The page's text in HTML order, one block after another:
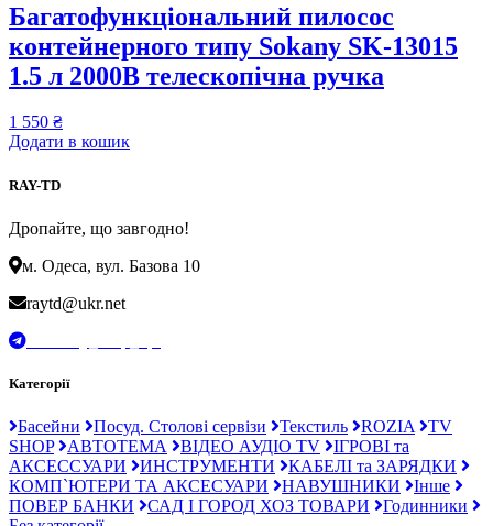
Багатофункціональний пилосос
контейнерного типу Sokany SK-13015
1.5 л 2000В телескопічна ручка
1 550 ₴
Додати в кошик
RAY-TD
Дропайте, що завгодно!
м. Одеса, вул. Базова 10
raytd@ukr.net
Категорії
Басейни Посуд. Столові сервізи Текстиль ROZIA
TV
SHOP
АВТОТЕМА ВІДЕО АУДІО TV
ІГРОВІ та
АКСЕССУАРИ
ИНСТРУМЕНТИ
КАБЕЛІ та ЗАРЯДКИ
КОМП`ЮТЕРИ ТА АКСЕСУАРИ
НАВУШНИКИ
Інше
ПОВЕР БАНКИ
САД І ГОРОД ХОЗ ТОВАРИ
Годинники